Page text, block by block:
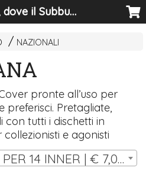
SUBBART, dove il Subbuteo diventa arte
NAZIONALI
pronte all’uso per
preferisci. Pretagliate,
con tutti i dischetti in
e agonisti
SET DI COVER LW PER 14 INNER | € 7,00